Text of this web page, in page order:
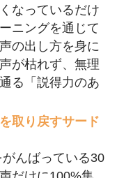
なっているだけ
ニングを通じて
の出し方を身に
が枯れず、無理
る「説得力のあ
取り戻すサード
んばっている30